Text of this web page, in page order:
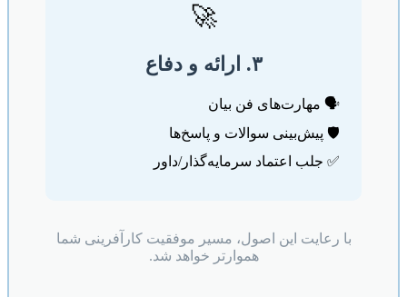
🚀
۳. ارائه و دفاع
🗣️ مهارت‌های فن بیان
🛡️ پیش‌بینی سوالات و پاسخ‌ها
✅ جلب اعتماد سرمایه‌گذار/داور
با رعایت این اصول، مسیر موفقیت کارآفرینی شما
هموارتر خواهد شد.